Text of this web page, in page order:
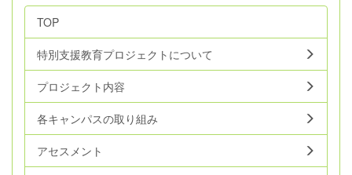
TOP
特別支援教育プロジェクトについて
プロジェクト内容
各キャンパスの取り組み
アセスメント